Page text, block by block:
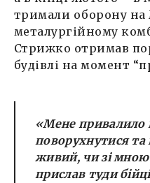
тримали оборону на
металургійному
Стрижко отримав
будівлі на момент
«Мене привалило
поворухнутися та
живий, чи зі мною
прислав туди